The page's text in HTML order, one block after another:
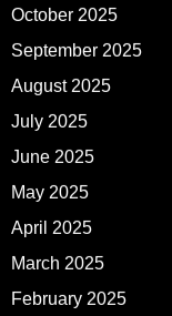
October 2025
September 2025
August 2025
July 2025
June 2025
May 2025
April 2025
March 2025
February 2025